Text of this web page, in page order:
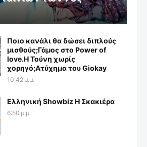
Ποιο κανάλι θα δώσει διπλούς
μισθούς;Γάμος στο Power of
love.Η Τούνη χωρίς
χορηγό;Aτύχημα του Giokay
10:42 μ.μ.
Ελληνική Showbiz Η Σκακιέρα
6:50 μ.μ.